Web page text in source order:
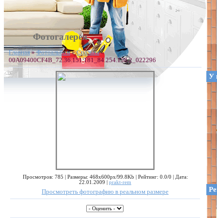
Фотогалерея
Главная»Фотоальбом»Спальня»
00A09400CF4B_72.36.151.181_84.254.138.2_022296
Просмотров: 785 | Размеры: 468x600px/99.8Kb | Рейтинг: 0.0/0 | Дата:
22.01.2009 | prakt-rem
Просмотреть фотографию в реальном размере
У